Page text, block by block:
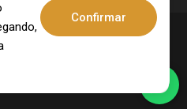
10062-J - CNPJ:
reservados.
Confirmar